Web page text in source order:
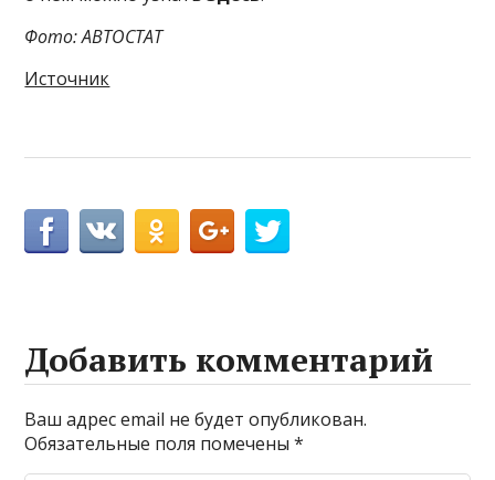
Фото: АВТОСТАТ
Источник
Добавить комментарий
Ваш адрес email не будет опубликован.
Обязательные поля помечены*